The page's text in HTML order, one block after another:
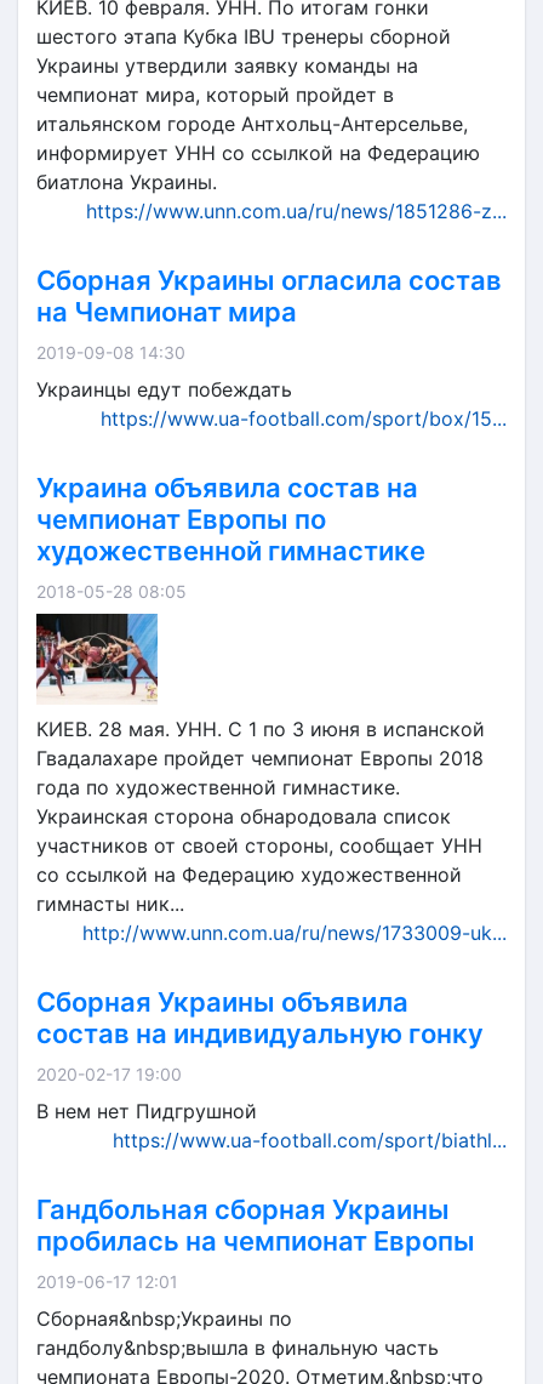
КИЕВ. 10 февраля. УНН. По итогам гонки
шестого этапа Кубка IBU тренеры сборной
Украины утвердили заявку команды на
чемпионат мира, который пройдет в
итальянском городе Антхольц-Антерсельве,
информирует УНН со ссылкой на Федерацию
биатлона Украины.
https://www.unn.com.ua/ru/news/1851286-z...
Сборная Украины огласила состав
на Чемпионат мира
2019-09-08 14:30
Украинцы едут побеждать
https://www.ua-football.com/sport/box/15...
Украина объявила состав на
чемпионат Европы по
художественной гимнастике
2018-05-28 08:05
КИЕВ. 28 мая. УНН. С 1 по 3 июня в испанской
Гвадалахаре пройдет чемпионат Европы 2018
года по художественной гимнастике.
Украинская сторона обнародовала список
участников от своей стороны, сообщает УНН
со ссылкой на Федерацию художественной
гимнасты ник...
http://www.unn.com.ua/ru/news/1733009-uk...
Сборная Украины объявила
состав на индивидуальную гонку
2020-02-17 19:00
В нем нет Пидгрушной
https://www.ua-football.com/sport/biathl...
Гандбольная сборная Украины
пробилась на чемпионат Европы
2019-06-17 12:01
Сборная&nbsp;Украины по
гандболу&nbsp;вышла в финальную часть
чемпионата Европы-2020. Отметим,&nbsp;что